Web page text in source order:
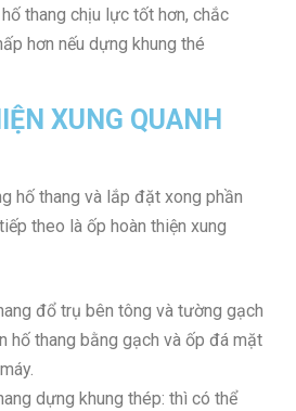
thang chịu lực tốt hơn, chắc
hơn nếu dựng khung thé
XUNG QUANH
hố thang và lắp đặt xong phần
theo là ốp hoàn thiện xung
đổ trụ bên tông và tường gạch
hố thang bằng gạch và ốp đá mặt
dựng khung thép: thì có thể